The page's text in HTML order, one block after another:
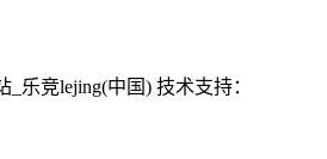
乐竞lejing(中国) 技术支持：